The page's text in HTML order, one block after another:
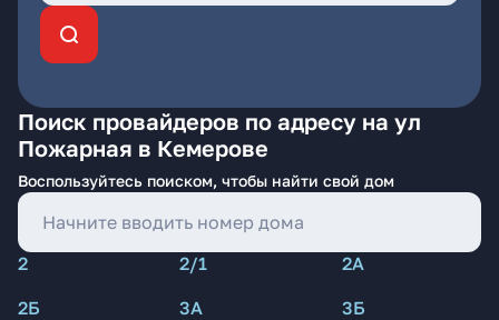
Поиск провайдеров по адресу на ул
Пожарная в Кемерове
Воспользуйтесь поиском, чтобы найти свой дом
2 2/1
2А
2Б
3А
3Б